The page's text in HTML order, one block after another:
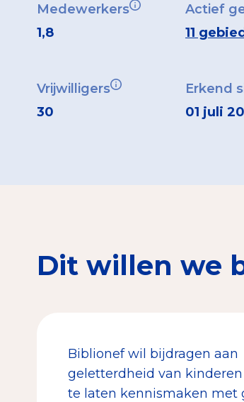
Medewerkers
1,8
Actief
11
Vrijwilligers
30
Erkend
01 juli
Dit willen we
Biblionef wil bijdragen aan
geletterdheid van kinderen
te laten kennismaken met